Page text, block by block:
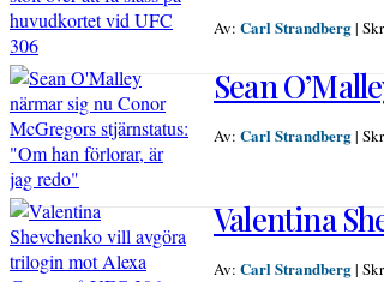
Av: Carl Strandberg|
Sean
Av: Carl Strandberg|
Valentina
Av: Carl Strandberg|